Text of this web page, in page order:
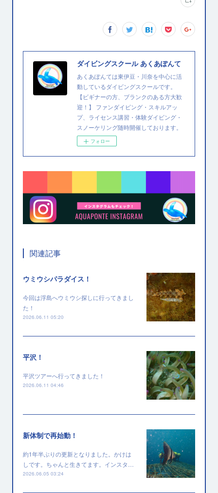
ダイビングスクール あくあぽんて
あくあぽんては東伊豆・川奈を中心に活
動しているダイビングスクールです。
【ビギナーの方、ブランクのある方大歓
迎！】 ファンダイビング・スキルアッ
プ、ライセンス講習・体験ダイビング・
スノーケリング随時開催しております。
フォロー
関連記事
ウミウシパラダイス！
今回は浮島へウミウシ探しに行ってきまし
た！
2026.06.11 05:20
平沢！
平沢ツアーへ行ってきました！
2026.06.11 04:46
新体制で再始動！
約1年半ぶりの更新となりました。かけは
しです。ちゃんと生きてます。インスタ…
2026.06.05 03:24